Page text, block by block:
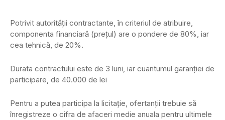
Potrivit autorității contractante, în criteriul de atribuire,
componenta financiară (prețul) are o pondere de 80%, iar
cea tehnică, de 20%.
Durata contractului este de 3 luni, iar cuantumul garanției de
participare, de 40.000 de lei
Pentru a putea participa la licitație, ofertanții trebuie să
înregistreze o cifra de afaceri medie anuala pentru ultimele